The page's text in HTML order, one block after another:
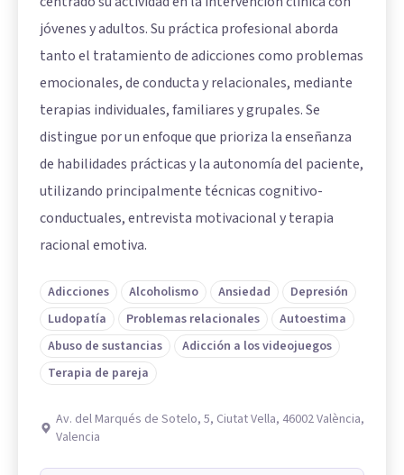
jóvenes y adultos. Su práctica profesional aborda
tanto el tratamiento de adicciones como problemas
emocionales, de conducta y relacionales, mediante
terapias individuales, familiares y grupales. Se
distingue por un enfoque que prioriza la enseñanza
de habilidades prácticas y la autonomía del paciente,
utilizando principalmente técnicas cognitivo-
conductuales, entrevista motivacional y terapia
racional emotiva.
Adicciones Alcoholismo Ansiedad
Depresión
Ludopatía
Problemas relacionales
Autoestima
Abuso de sustancias
Adicción a los videojuegos
Terapia de pareja
Av. del Marqués de Sotelo, 5, Ciutat Vella, 46002 València,
Valencia